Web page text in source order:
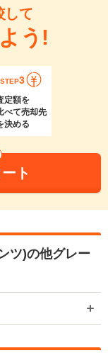
して
う!
STEP3
定額を
べて売却先
決める
ト
ツ)の他グレー